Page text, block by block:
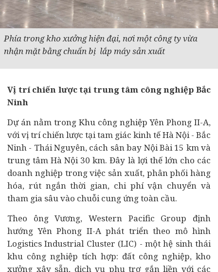
Phía trong kho xưởng hiện đại, nơi một công ty vừa
nhận mặt bằng chuẩn bị lắp máy sản xuất
Vị trí chiến lược tại trung tâm công nghiệp Bắc
Ninh
Dự án nằm trong Khu công nghiệp Yên Phong II-A,
với vị trí chiến lược tại tam giác kinh tếHà Nội - Bắc
Ninh - Thái Nguyên, cách sân bay Nội Bài 15 km và
trung tâm Hà Nội 30 km. Đây là lợi thế lớn cho các
doanh nghiệp trong việc sản xuất, phân phối hàng
hóa, rút ngắn thời gian, chi phí vận chuyển và
tham gia sâu vào chuỗi cung ứng toàn cầu.
Theo ông Vương, Western Pacific Group định
hướng Yên Phong II-A phát triển theo mô hình
Logistics Industrial Cluster (LIC) - một hệ sinh thái
khu công nghiệp tích hợp: đất công nghiệp, kho
xưởng xây sẵn, dịch vụ phụ trợ gắn liền với các